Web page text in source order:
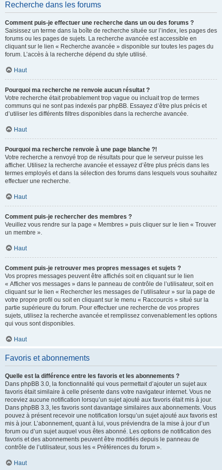
Recherche dans les forums
Comment puis-je effectuer une recherche dans un ou des forums ?
Saisissez un terme dans la boîte de recherche située sur l’index, les pages des
forums ou les pages de sujets. La recherche avancée est accessible en
cliquant sur le lien « Recherche avancée » disponible sur toutes les pages du
forum. L’accès à la recherche dépend du style utilisé.
Haut
Pourquoi ma recherche ne renvoie aucun résultat ?
Votre recherche était probablement trop vague ou incluait trop de termes
communs qui ne sont pas indexés par phpBB. Essayez d’être plus précis et
d’utiliser les différents filtres disponibles dans la recherche avancée.
Haut
Pourquoi ma recherche renvoie à une page blanche ?!
Votre recherche a renvoyé trop de résultats pour que le serveur puisse les
afficher. Utilisez la recherche avancée et essayez d’être plus précis dans les
termes employés et dans la sélection des forums dans lesquels vous souhaitez
effectuer une recherche.
Haut
Comment puis-je rechercher des membres ?
Veuillez vous rendre sur la page « Membres » puis cliquer sur le lien « Trouver
un membre ».
Haut
Comment puis-je retrouver mes propres messages et sujets ?
Vos propres messages peuvent être affichés soit en cliquant sur le lien
« Afficher vos messages » dans le panneau de contrôle de l’utilisateur, soit en
cliquant sur le lien « Rechercher les messages de l’utilisateur » sur la page de
votre propre profil ou soit en cliquant sur le menu « Raccourcis » situé sur la
partie supérieure du forum. Pour effectuer une recherche de vos propres
sujets, utilisez la recherche avancée et remplissez convenablement les options
qui vous sont disponibles.
Haut
Favoris et abonnements
Quelle est la différence entre les favoris et les abonnements ?
Dans phpBB 3.0, la fonctionnalité qui vous permettait d’ajouter un sujet aux
favoris était similaire à celle présente dans votre navigateur internet. Vous ne
receviez aucune notification lorsqu’un sujet ajouté aux favoris était mis à jour.
Dans phpBB 3.3, les favoris sont davantage similaires aux abonnements. Vous
pouvez à présent recevoir une notification lorsqu’un sujet ajouté aux favoris est
mis à jour. L’abonnement, quant à lui, vous préviendra de la mise à jour d’un
forum ou d’un sujet auquel vous êtes abonné. Les options de notification des
favoris et des abonnements peuvent être modifiés depuis le panneau de
contrôle de l’utilisateur, sous les « Préférences du forum ».
Haut